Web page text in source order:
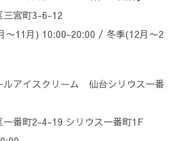
三宮町3-6-12
〜11月) 10:00-20:00 / 冬季(12月〜2
ルアイスクリーム 仙台シリウス一番
一番町2-4-19 シリウス一番町1F